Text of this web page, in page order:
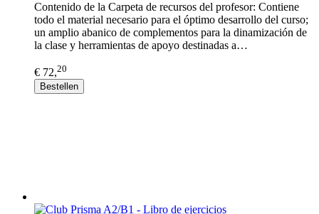
Contenido de la Carpeta de recursos del profesor: Contiene
todo el material necesario para el óptimo desarrollo del curso;
un amplio abanico de complementos para la dinamización de
la clase y herramientas de apoyo destinadas a…
€ 72,20
Bestellen